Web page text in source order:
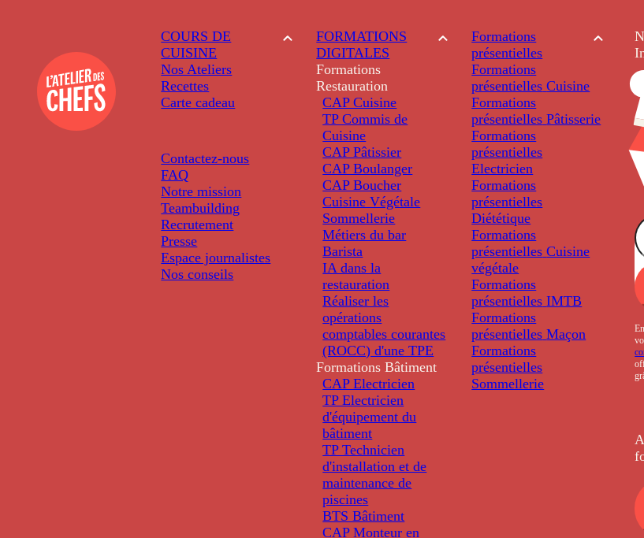
COURS DE
CUISINE
Nos Ateliers
Recettes
Carte cadeau
Contactez-nous
FAQ
Notre mission
Teambuilding
Recrutement
Presse
Espace journalistes
Nos conseils
FORMATIONS
DIGITALES
Formations
Restauration
CAP Cuisine
TP Commis de
Cuisine
CAP Pâtissier
CAP Boulanger
CAP Boucher
Cuisine Végétale
Sommellerie
Métiers du bar
Barista
IA dans la
restauration
Réaliser les
opérations
comptables courantes
(ROCC) d'une TPE
Formations Bâtiment
CAP Electricien
TP Electricien
d'équipement du
bâtiment
TP Technicien
d'installation et de
maintenance de
piscines
BTS Bâtiment
CAP Monteur en
Formations
présentielles
Formations
présentielles Cuisine
Formations
présentielles Pâtisserie
Formations
présentielles
Electricien
Formations
présentielles
Diététique
Formations
présentielles Cuisine
végétale
Formations
présentielles IMTB
Formations
présentielles Maçon
Formations
présentielles
Sommellerie